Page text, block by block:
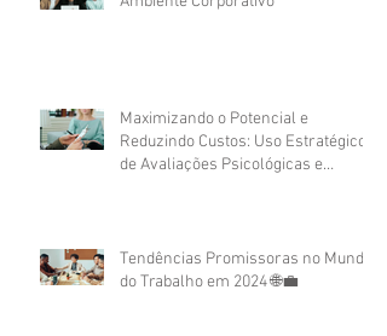
Maximizando o Potencial e
Reduzindo Custos: Uso Estratégico
de Avaliações Psicológicas e
Tendências Promissoras no Mundo
do Trabalho em 2024 🌐💼